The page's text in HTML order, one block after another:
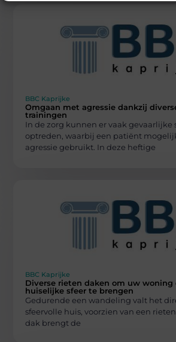
BBC Kaprijke
Omgaan met agressie dankzij
trainingen
In de zorg kunnen er vaak gevaarlijke
optreden, waarbij een patiënt
agressie gebruikt. In deze heftige
BBC Kaprijke
Diverse rieten daken om uw woning
huiselijke sfeer te brengen
Gedurende een wandeling valt het
sfeervolle huis, voorzien van een
dak brengt de